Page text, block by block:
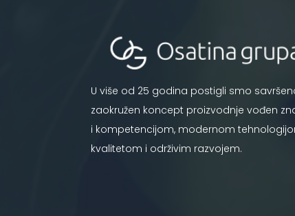
U više od 25 godina postigli smo
zaokružen koncept proizvodnje vođen
i kompetencijom, modernom
kvalitetom i održivim razvojem.